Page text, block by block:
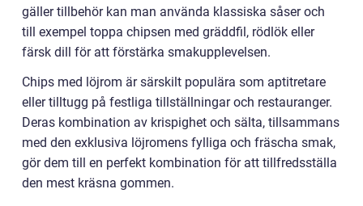
gäller tillbehör kan man använda klassiska såser och
till exempel toppa chipsen med gräddfil, rödlök eller
färsk dill för att förstärka smakupplevelsen.
Chips med löjrom är särskilt populära som aptitretare
eller tilltugg på festliga tillställningar och restauranger.
Deras kombination av krispighet och sälta, tillsammans
med den exklusiva löjromens fylliga och fräscha smak,
gör dem till en perfekt kombination för att tillfredsställa
den mest kräsna gommen.